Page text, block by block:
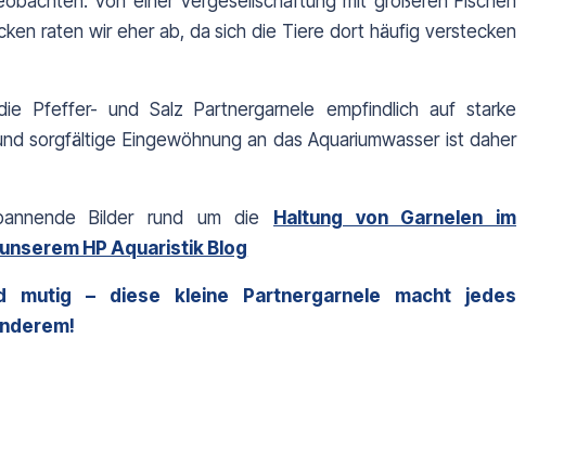
raten wir eher ab, da sich die Tiere dort häufig verstecken
Pfeffer- und Salz Partnergarnele empfindlich auf starke
sorgfältige Eingewöhnung an das Aquariumwasser ist daher
Bilder rund um die
Haltung von Garnelen im
HP Aquaristik Blog
mutig – diese kleine Partnergarnele macht jedes